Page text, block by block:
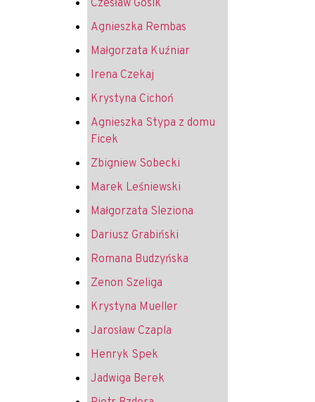
Czesław Gosik
Agnieszka Rembas
Małgorzata Kuźniar
Irena Czekaj
Krystyna Cichoń
Agnieszka Stypa z domu
Ficek
Zbigniew Sobecki
Marek Leśniewski
Małgorzata Sleziona
Dariusz Grabiński
Romana Budzyńska
Zenon Szeliga
Krystyna Mueller
Jarosław Czapla
Henryk Spek
Jadwiga Berek